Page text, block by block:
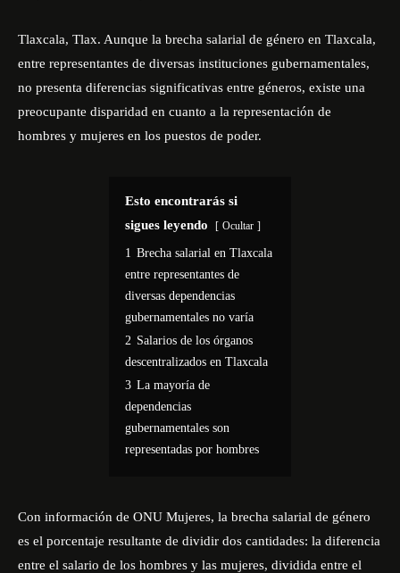
Tlaxcala, Tlax. Aunque la brecha salarial de género en Tlaxcala,
entre representantes de diversas instituciones gubernamentales,
no presenta diferencias significativas entre géneros, existe una
preocupante disparidad en cuanto a la representación de
hombres y mujeres en los puestos de poder.
Esto encontrarás si
sigues leyendo
Ocultar
1 Brecha salarial en Tlaxcala
entre representantes de
diversas dependencias
gubernamentales no varía
2 Salarios de los órganos
descentralizados en Tlaxcala
3 La mayoría de
dependencias
gubernamentales son
representadas por hombres
Con información de ONU Mujeres, la brecha salarial de género
es el porcentaje resultante de dividir dos cantidades: la diferencia
entre el salario de los hombres y las mujeres, dividida entre el